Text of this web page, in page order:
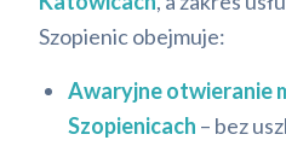
Szopienic obejmuje:
Awaryjne otwieranie
Szopienicach – bez